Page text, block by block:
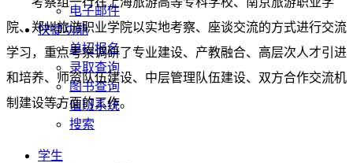
电子邮件
快捷功能
单招报名
录取查询
图书查询
值班系统
搜索
学生
院、郑州旅游职业学院以实地考察、座谈交流的方式进行交流
学习，重点考察调研了专业建设、产教融合、高层次人才引进
和培养、师资队伍建设、中层管理队伍建设、双方合作交流机
制建设等方面的工作。